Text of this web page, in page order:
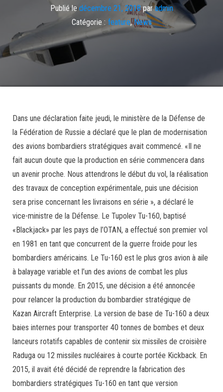
Publié ledécembre 21, 2018paradmin
Catégorie : feature,News
Dans une déclaration faite jeudi, le ministère de la Défense de
la Fédération de Russie a déclaré que le plan de modernisation
des avions bombardiers stratégiques avait commencé. «Il ne
fait aucun doute que la production en série commencera dans
un avenir proche. Nous attendrons le début du vol, la réalisation
des travaux de conception expérimentale, puis une décision
sera prise concernant les livraisons en série », a déclaré le
vice-ministre de la Défense. Le Tupolev Tu-160, baptisé
«Blackjack» par les pays de l’OTAN, a effectué son premier vol
en 1981 en tant que concurrent de la guerre froide pour les
bombardiers américains. Le Tu-160 est le plus gros avion à aile
à balayage variable et l’un des avions de combat les plus
puissants du monde. En 2015, une décision a été annoncée
pour relancer la production du bombardier stratégique de
Kazan Aircraft Enterprise. La version de base de Tu-160 a deux
baies internes pour transporter 40 tonnes de bombes et deux
lanceurs rotatifs capables de contenir six missiles de croisière
Raduga ou 12 missiles nucléaires à courte portée Kickback. En
2015, il avait été décidé de reprendre la fabrication des
bombardiers stratégiques Tu-160 en tant que version